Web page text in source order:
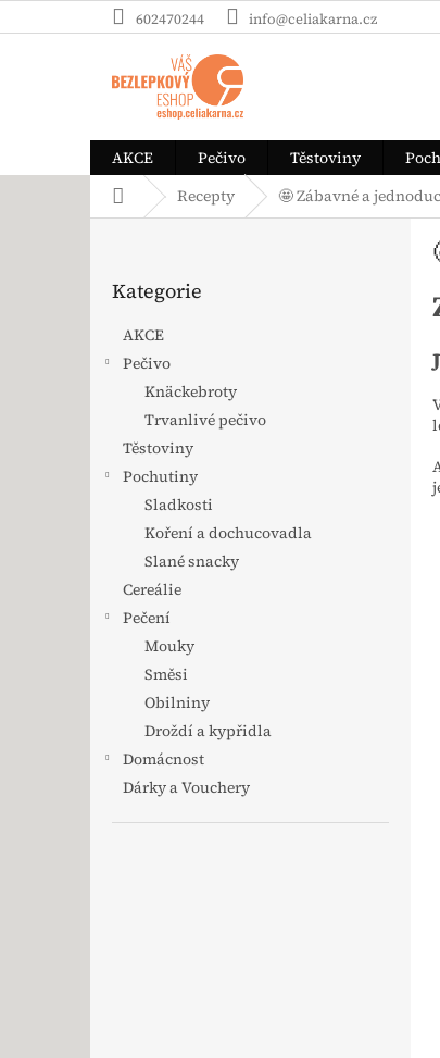
602470244 info@celiakarna.cz
AKCE Pečivo Těstoviny
Domů Recepty 🤩 Zábavné a
Kategorie
AKCE
Pečivo
Knäckebroty
Trvanlivé pečivo
Těstoviny
Pochutiny
Sladkosti
Koření a dochucovadla
Slané snacky
Cereálie
Pečení
Mouky
Směsi
Obilniny
Droždí a kypřidla
Domácnost
Dárky a Vouchery